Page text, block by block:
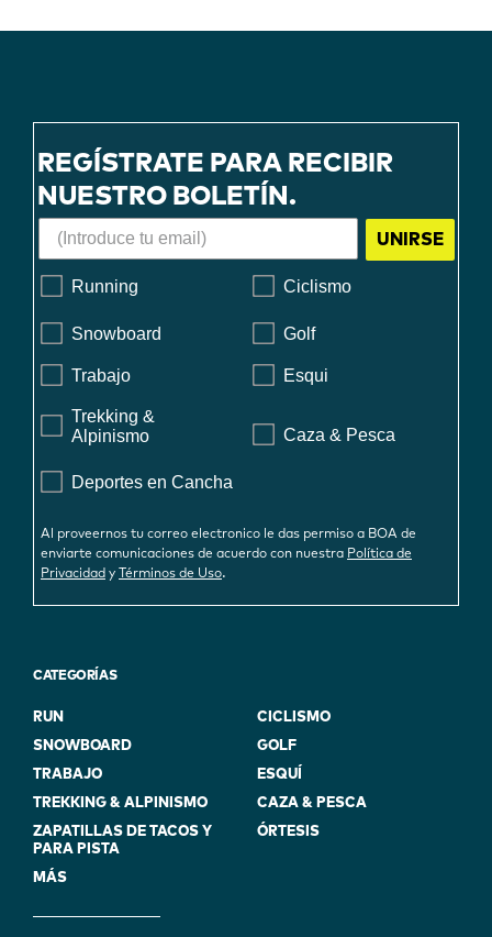
REGÍSTRATE PARA RECIBIR
NUESTRO BOLETÍN.
UNIRSE
Running Ciclismo
Snowboard Golf
Trabajo Esqui
Trekking &
Alpinismo
Caza & Pesca
Deportes en Cancha
Al proveernos tu correo electronico le das permiso a BOA de
enviarte comunicaciones de acuerdo con nuestra Política de
Privacidad y Términos de Uso.
CATEGORÍAS
RUN
CICLISMO
SNOWBOARD
GOLF
TRABAJO
ESQUÍ
TREKKING & ALPINISMO
CAZA & PESCA
ZAPATILLAS DE TACOS Y
PARA PISTA
ÓRTESIS
MÁS